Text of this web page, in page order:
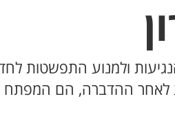
ולמנוע התפשטות
לאחר ההדברה, הם המפתח